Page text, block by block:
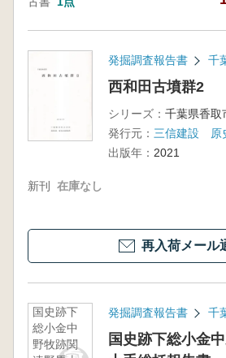
発掘調査報告書 千
西和田古墳群2
シリーズ： 千葉県香取
発行元： 三信建設 原
出版年： 2021
新刊 在庫なし
再入荷メール
国史跡下
総小金中
野牧跡関
発掘調査報告書 千
国史跡下総小金